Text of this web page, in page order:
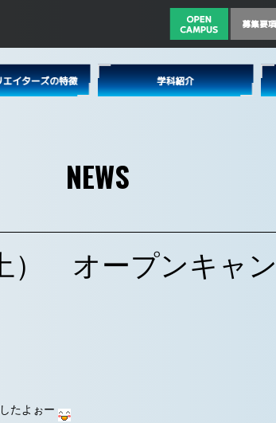
NEWS
） オープンキャ
たよぉー